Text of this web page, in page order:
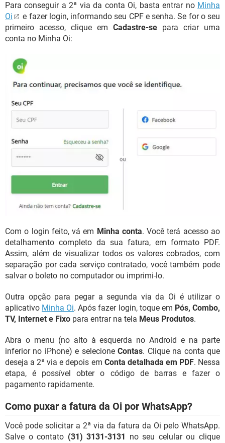
Para conseguir a 2ª via da conta Oi, basta entrar no Minha
Oi
e fazer login, informando seu CPF e senha. Se for o seu
primeiro acesso, clique em Cadastre-se para criar uma
conta no Minha Oi:
Com o login feito, vá em Minha conta. Você terá acesso ao
detalhamento completo da sua fatura, em formato PDF.
Assim, além de visualizar todos os valores cobrados, com
separação por cada serviço contratado, você também pode
salvar o boleto no computador ou imprimi-lo.
Outra opção para pegar a segunda via da Oi é utilizar o
aplicativo Minha Oi. Após fazer login, toque em Pós, Combo,
TV, Internet e Fixo para entrar na tela Meus Produtos.
Abra o menu (no alto à esquerda no Android e na parte
inferior no iPhone) e selecioneContas. Clique na conta que
deseja a 2ª via e depois em Conta detalhada em PDF. Nessa
etapa, é possível obter o código de barras e fazer o
pagamento rapidamente.
Como puxar a fatura da Oi por WhatsApp?
Você pode solicitar a 2ª via da fatura da Oi pelo WhatsApp.
Salve o contato (31) 3131-3131 no seu celular ou clique